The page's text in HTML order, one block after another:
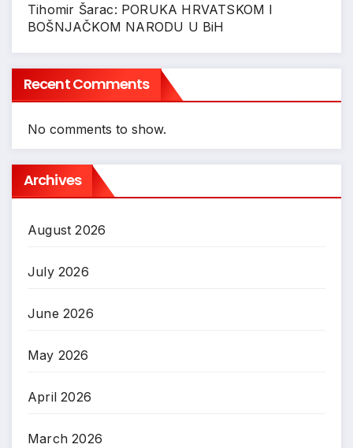
Tihomir Šarac: PORUKA HRVATSKOM I
BOŠNJAČKOM NARODU U BiH
Recent Comments
No comments to show.
Archives
August 2026
July 2026
June 2026
May 2026
April 2026
March 2026